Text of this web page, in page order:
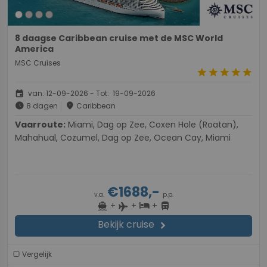
8 daagse Caribbean cruise met de MSC World
America
MSC Cruises
starstarstarstarstar
event van: 12-09-2026 - Tot: 19-09-2026
schedule 8 dagen place Caribbean
Vaarroute:
Mahahual, Cozumel, Dag op Zee, Ocean Cay, Miami
v.a.€1688,- p.p.
directions_boat + flight + hotel+ directions_bus
Bekijk cruise chevron_right
Vergelijk